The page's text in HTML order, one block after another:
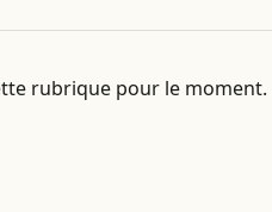
rubrique pour le moment.